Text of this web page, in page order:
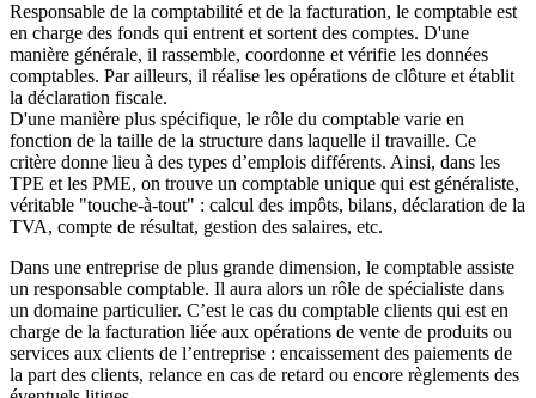
Responsable de la comptabilité et de la facturation, le comptable est
en charge des fonds qui entrent et sortent des comptes. D'une
manière générale, il rassemble, coordonne et vérifie les données
comptables. Par ailleurs, il réalise les opérations de clôture et établit
la déclaration fiscale.
D'une manière plus spécifique, le rôle du comptable varie en
fonction de la taille de la structure dans laquelle il travaille. Ce
critère donne lieu à des types d’emplois différents. Ainsi, dans les
TPE et les PME, on trouve un comptable unique qui est généraliste,
véritable "touche-à-tout" : calcul des impôts, bilans, déclaration de la
TVA, compte de résultat, gestion des salaires, etc.
Dans une entreprise de plus grande dimension, le comptable assiste
un responsable comptable. Il aura alors un rôle de spécialiste dans
un domaine particulier. C’est le cas du comptable clients qui est en
charge de la facturation liée aux opérations de vente de produits ou
services aux clients de l’entreprise : encaissement des paiements de
la part des clients, relance en cas de retard ou encore règlements des